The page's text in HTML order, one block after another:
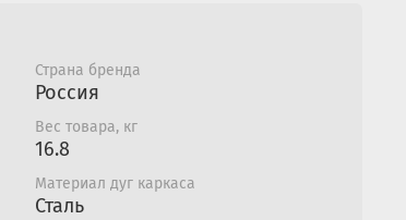
Страна бренда
Россия
Вес товара, кг
16.8
Материал дуг каркаса
Сталь